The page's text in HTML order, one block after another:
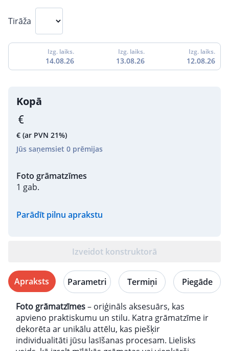
Tirāža
Izg. laiks.
14.08.26
Izg. laiks.
13.08.26
Izg. laiks.
12.08.26
Kopā
€ (ar PVN 21%)
Jūs saņemsiet 0 prēmijas
Foto grāmatzīmes
1 gab.
Parādīt pilnu aprakstu
Izveidot konstruktorā
Apraksts Parametri Termiņi Piegāde
Foto grāmatzīmes– oriģināls aksesuārs, kas
apvieno praktiskumu un stilu. Katra grāmatzīme ir
dekorēta ar unikālu attēlu, kas piešķir
individualitāti jūsu lasīšanas procesam. Lielisks